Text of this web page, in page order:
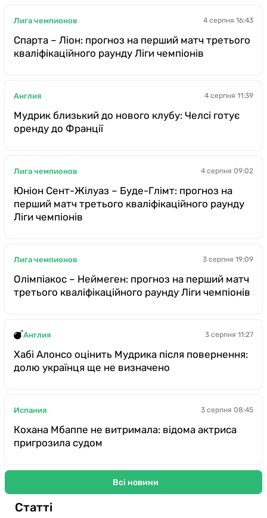
Лига чемпионов 4 серпня 16:43
Спарта – Ліон: прогноз на перший матч третього
кваліфікаційного раунду Ліги чемпіонів
Англия 4 серпня 11:39
Мудрик близький до нового клубу: Челсі готує
оренду до Франції
Лига чемпионов 4 серпня 09:02
Юніон Сент-Жілуаз – Буде-Глімт: прогноз на
перший матч третього кваліфікаційного раунду
Ліги чемпіонів
Лига чемпионов 3 серпня 19:09
Олімпіакос – Неймеген: прогноз на перший матч
третього кваліфікаційного раунду Ліги чемпіонів
Англия 3 серпня 11:27
Хабі Алонсо оцінить Мудрика після повернення:
долю українця ще не визначено
Испания 3 серпня 08:45
Кохана Мбаппе не витримала: відома актриса
пригрозила судом
Всі новини
Статті